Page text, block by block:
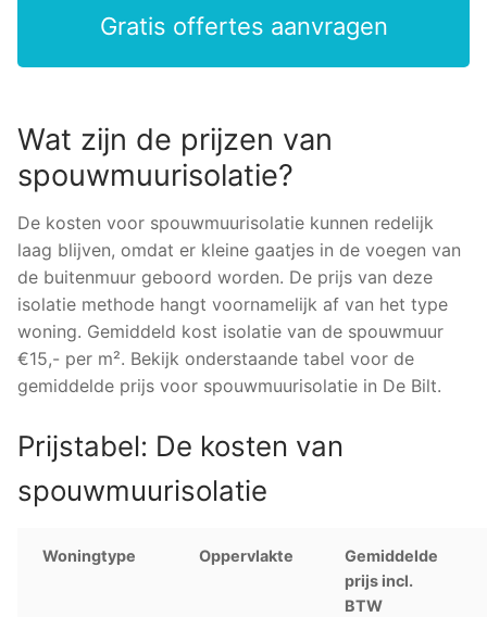
Gratis offertes aanvragen
Wat zijn de prijzen van
spouwmuurisolatie?
De kosten voor spouwmuurisolatie kunnen redelijk
laag blijven, omdat er kleine gaatjes in de voegen van
de buitenmuur geboord worden. De prijs van deze
isolatie methode hangt voornamelijk af van het type
woning. Gemiddeld kost isolatie van de spouwmuur
€15,- per m². Bekijk onderstaande tabel voor de
gemiddelde prijs voor spouwmuurisolatie in De Bilt.
Prijstabel: De kosten van
spouwmuurisolatie
Woningtype Oppervlakte
Gemiddelde
prijs incl.
BTW